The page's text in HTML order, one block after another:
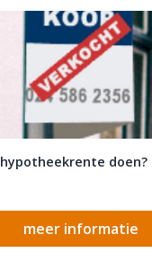
meer informatie